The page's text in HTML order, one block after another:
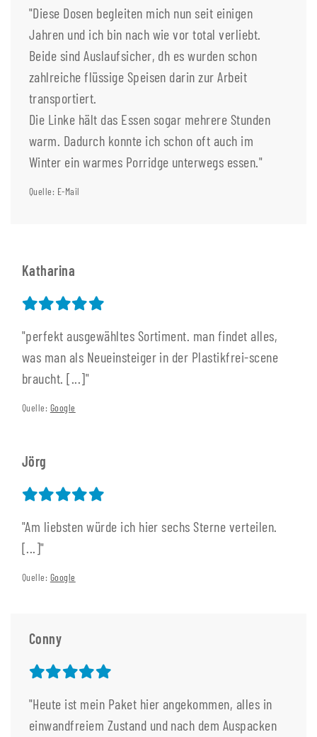
"Diese Dosen begleiten mich nun seit einigen
Jahren und ich bin nach wie vor total verliebt.
Beide sind Auslaufsicher, dh es wurden schon
zahlreiche flüssige Speisen darin zur Arbeit
transportiert.
Die Linke hält das Essen sogar mehrere Stunden
warm. Dadurch konnte ich schon oft auch im
Winter ein warmes Porridge unterwegs essen."
Quelle: E-Mail
Katharina
"perfekt ausgewähltes Sortiment. man findet alles,
was man als Neueinsteiger in der Plastikfrei-scene
braucht. [...]"
Quelle: Google
Jörg
"Am liebsten würde ich hier sechs Sterne verteilen.
[...]"
Quelle: Google
Conny
"Heute ist mein Paket hier angekommen, alles in
einwandfreiem Zustand und nach dem Auspacken